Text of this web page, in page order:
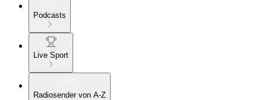
Podcasts
Live Sport
Radiosender von A-Z